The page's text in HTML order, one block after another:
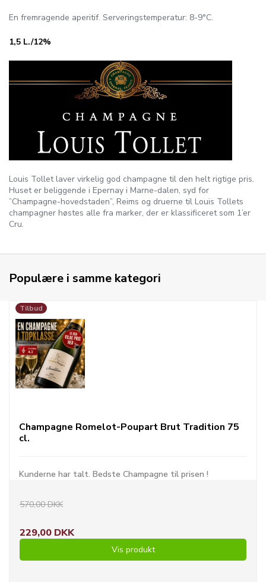
En fremragende aperitif. Serveringstemperatur: 8-9°C.
1,5 L./12%
Louis Tollet laver virkelig god champagne til den helt rigtige pris.
Huset er beliggende i Epernay i Marne-dalen, syd for
”Champagne-hovedstaden”, Reims og druerne til Louis Tollets
champagner høstes alle fra marker, der er klassificeret som 1’er
Cru.
Populære i samme kategori
Tilbud
Champagne Romelot-Poupart Brut Tradition 75
cl.
Kunderne har talt. Bedste Champagne til prisen !
570,00 DKK
229,00 DKK
Vis produkt